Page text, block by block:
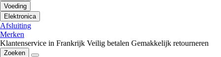
Voeding
Elektronica
Afsluiting
Merken
Klantenservice in Frankrijk Veilig betalen Gemakkelijk retourneren
Zoeken